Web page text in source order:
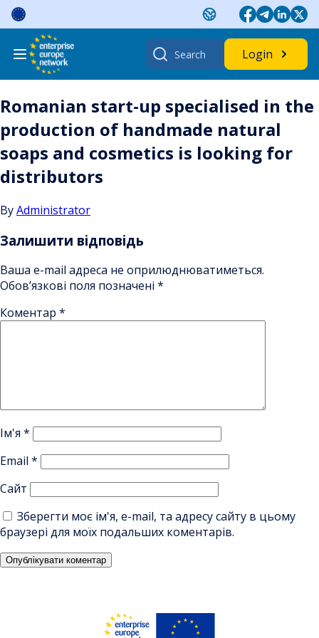
Skip
content
Search
for:
Login
Romanian start-up specialised in the
production of handmade natural
soaps and cosmetics is looking for
distributors
ByAdministrator
Залишити відповідь
Ваша e-mail адреса не оприлюднюватиметься.
Обов’язкові поля позначені *
Коментар *
Ім'я *
Email *
Сайт
Зберегти моє ім'я, e-mail, та адресу сайту в цьому
браузері для моїх подальших коментарів.